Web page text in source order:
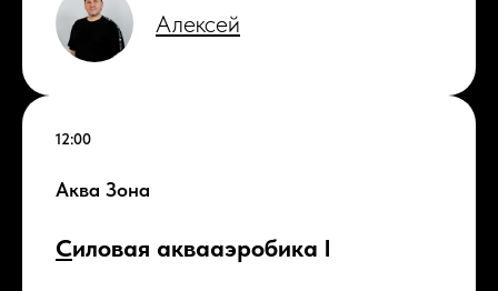
Алексей
12:00
Аква Зона
Силовая аквааэробика l